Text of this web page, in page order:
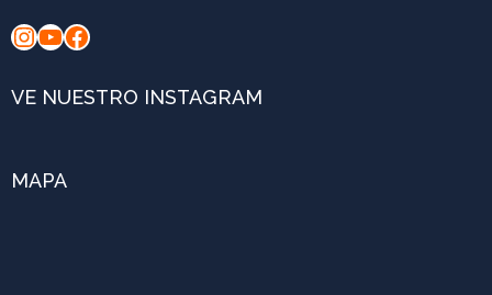
Instagram
YouTube
Facebook
VE NUESTRO INSTAGRAM
MAPA